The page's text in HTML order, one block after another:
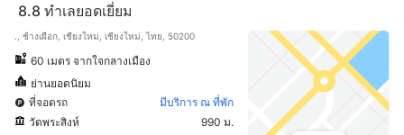
8.8 ทำเลยอดเยี่ยม
., ช้างเผือก, เชียงใหม่, เชียงใหม่, ไทย, 50200
60 เมตร จากใจกลางเมือง
ย่านยอดนิยม
ที่จอดรถ
มีบริการ ณ ที่พัก
วัดพระสิงห์
990 ม.